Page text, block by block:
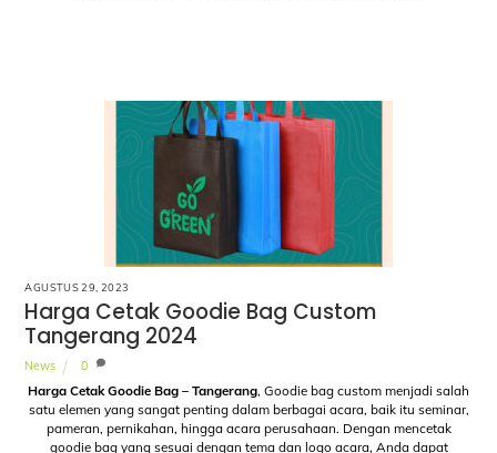
AGUSTUS 29, 2023
Harga Cetak Goodie Bag Custom
Tangerang 2024
News 0
Harga Cetak Goodie Bag – Tangerang, Goodie bag custom menjadi salah
satu elemen yang sangat penting dalam berbagai acara, baik itu seminar,
pameran, pernikahan, hingga acara perusahaan. Dengan mencetak
goodie bag yang sesuai dengan tema dan logo acara, Anda dapat